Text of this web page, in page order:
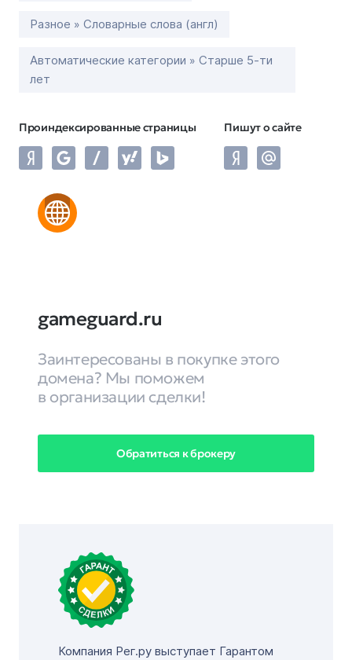
Разное » Словарные слова (англ)
Автоматические категории » Старше 5-ти
лет
Проиндексированные страницы Пишут о сайте
gameguard.ru
Заинтересованы в покупке этого
домена? Мы поможем
в организации сделки!
Обратиться к брокеру
Компания Рег.ру выступает Гарантом